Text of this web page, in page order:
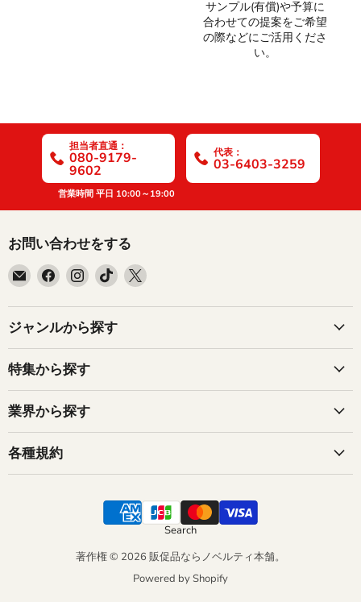
サンプル(有償)や予算に
合わせての提案をご希望
の際などにご活用くださ
い。
担当者直通：
080-9179-
9602
代表：
03-6403-3259
営業時間 平日 10:00～19:00
お問い合わせをする
E
ー
ル
見
つ
け
て
く
だ
Facebook
見
つ
て
く
だ
さ
い
Instagram
見
つ
だ
さ
い
TikTok
見
つ
だ
い
X
見
だ
い
ジャンルから探す
特集から探す
業界から探す
各種規約
Search
著作権 © 2026 販促品ならノベルティ本舗。
Powered by Shopify